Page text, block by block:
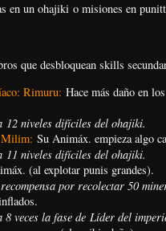
en un ohajiki o misiones en
que desbloquean skills
Rimuru: Hace más daño en
12 niveles difíciles del ohajiki.
Milim: Su Animáx. empieza algo
11 niveles difíciles del ohajiki.
(al explotar punis grandes).
por recolectar 50
8 veces la fase de Líder del